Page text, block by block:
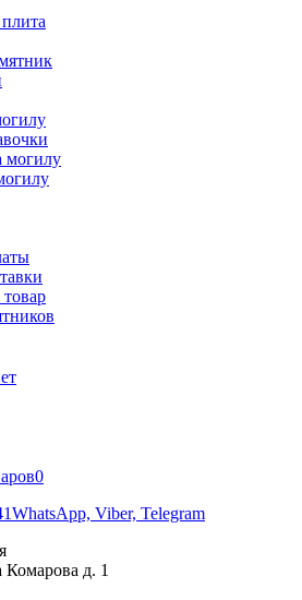
могилу
0
WhatsApp, Viber, Telegram
д. 1